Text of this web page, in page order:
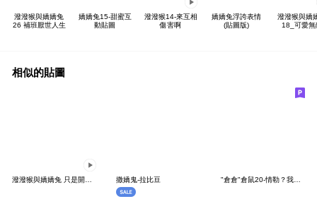
潑潑猴與嬌嬌兔
26 補班厭世人生
嬌嬌兔15-甜蜜互
動貼圖
潑潑猴14-來互相
傷害啊
嬌嬌兔浮誇表情
(貼圖版)
潑潑猴與嬌
18_可愛無
相似的貼圖
潑潑猴與嬌嬌兔 只是開玩笑 撒嬌鬼-拉比豆 "倉倉"倉鼠20-情勒？我這是在關心你ㄟ！